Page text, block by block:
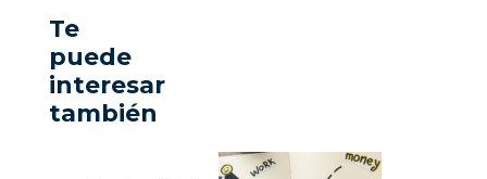
Te
puede
interesar
también